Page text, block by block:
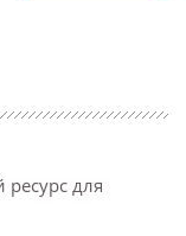
для